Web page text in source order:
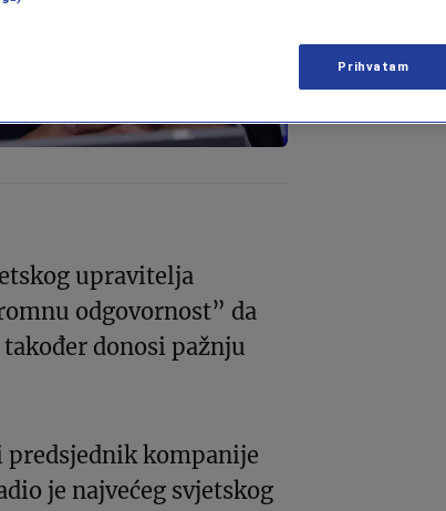
upravitelja
odgovornost” da
donosi pažnju
kompanije
je najvećeg svjetskog
Prihvatam